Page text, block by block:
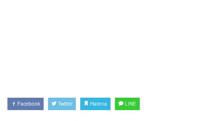
Facebook Twitter Hatena LINE